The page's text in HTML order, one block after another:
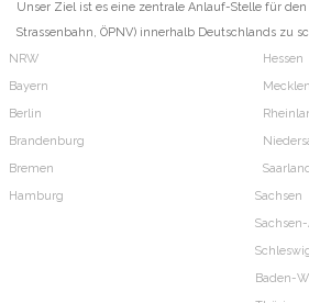
Unser Ziel ist es eine zentrale Anlauf-Stelle für den
Strassenbahn, ÖPNV) innerhalb Deutschlands zu
NRW
Bayern
Berlin
Brandenburg
Bremen
Hamburg
Hessen
Saarland
Sachsen
Baden-